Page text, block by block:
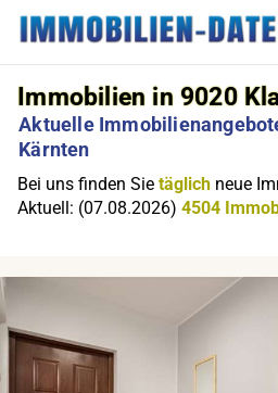
Immobilien in 9020
Aktuelle
Kärnten
Bei uns finden Sietäglich neue
Aktuell: (07.08.2026)4504